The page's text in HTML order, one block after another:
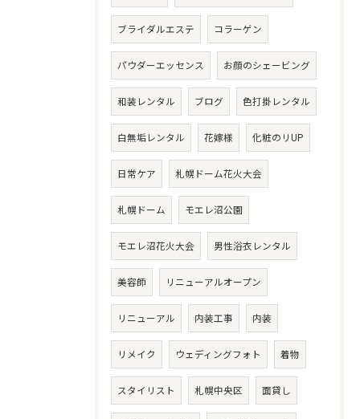
ブライダルエステ コラーゲン
パウダーエッセンス お顔のシェービング
和装レンタル ブログ 色打掛レンタル
白無垢レンタル 花嫁様 化粧のリUP
日常ケア 札幌ドーム花火大会
札幌ドーム モエレ沼公園
モエレ沼花火大会 男性浴衣レンタル
美容師 リニューアルオープン
リニューアル 内装工事 内装
リメイク ウェディングフォト 着物
スタイリスト 札幌中央区 面貸し